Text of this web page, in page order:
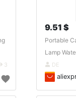
3
9.51 $
Portable
Lamp
DE